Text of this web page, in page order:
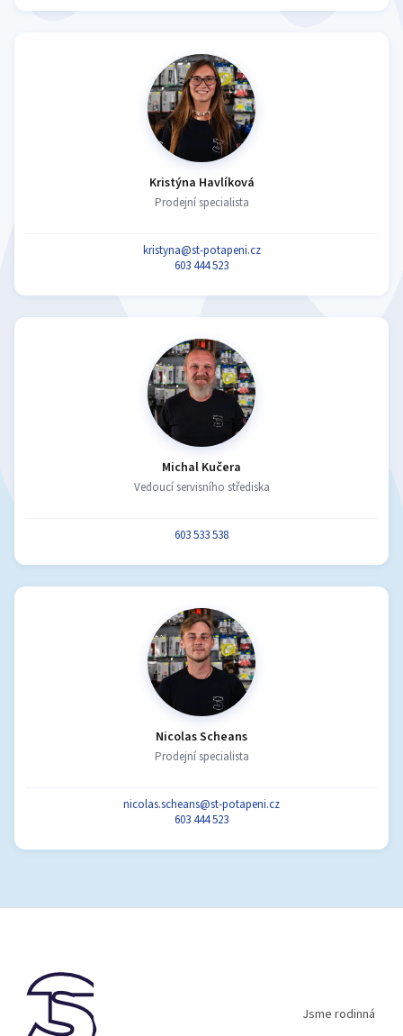
Kristýna Havlíková
Prodejní specialista
kristyna@st-potapeni.cz
603 444 523
Michal Kučera
Vedoucí servisního střediska
603 533 538
Nicolas Scheans
Prodejní specialista
nicolas.scheans@st-potapeni.cz
603 444 523
Jsme rodinná